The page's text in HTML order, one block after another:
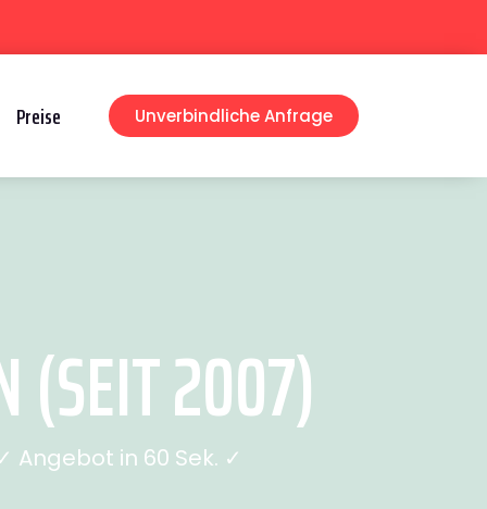
Preise Unverbindliche Anfrage
(SEIT 2007)
Angebot in 60 Sek. ✓